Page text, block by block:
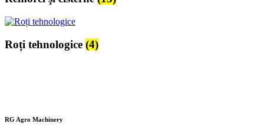
Roți tehnologice (4)
RG Agro Machinery